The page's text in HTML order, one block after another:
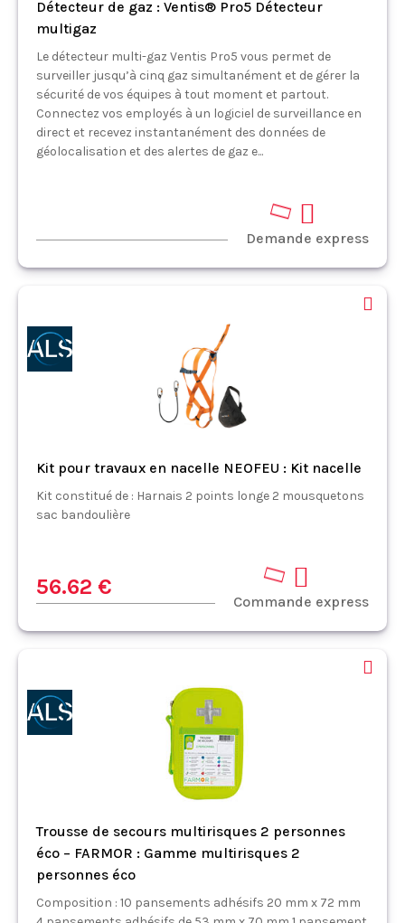
Détecteur de gaz : Ventis® Pro5 Détecteur
multigaz
Le détecteur multi-gaz Ventis Pro5 vous permet de
surveiller jusqu’à cinq gaz simultanément et de gérer la
sécurité de vos équipes à tout moment et partout.
Connectez vos employés à un logiciel de surveillance en
direct et recevez instantanément des données de
géolocalisation et des alertes de gaz e...
Demande express
Kit pour travaux en nacelle NEOFEU : Kit nacelle
Kit constitué de : Harnais 2 points longe 2 mousquetons
sac bandoulière
56.62 €
Commande express
Trousse de secours multirisques 2 personnes
éco – FARMOR : Gamme multirisques 2
personnes éco
Composition : 10 pansements adhésifs 20 mm x 72 mm